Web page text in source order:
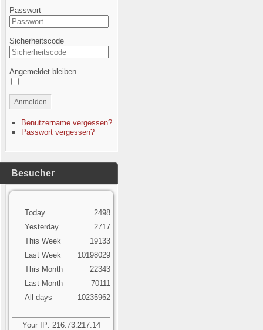
Passwort
Sicherheitscode
Angemeldet bleiben
Anmelden
Benutzername vergessen?
Passwort vergessen?
Besucher
Today
Yesterday
This Week
Last Week
This Month
Last Month
All days
2498
2717
19133
10198029
22343
70111
10235962
Your IP: 216.73.217.14